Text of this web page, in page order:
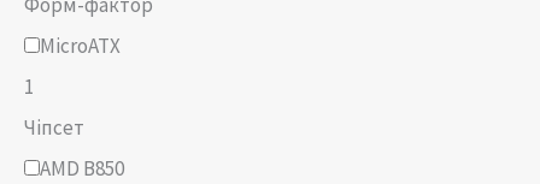
Форм-фактор
MicroATX
1
Чіпсет
AMD B850